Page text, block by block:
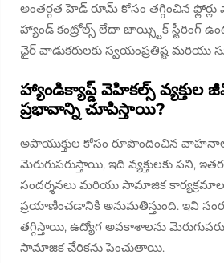
అంతర్గత హెడ్ రూమ్ కోసం తగ్గించిన
హ్యాండ్ కంట్రోల్స్ లేదా జాయ్స్టిక్ స్టీరింగ్
ఛైర్ వాడుకరులకు స్వయంప్రతిష్ట మరియు
హ్యాండిక్యాప్డ్ వెహికల్స్
ప్రభావాన్ని చూపిస్తాయి?
అపాయుక్తుల కోసం రూపొందించిన
మెరుగుపరుస్తాయి, ఇది వ్యక్తులకు పని,
సందర్శనలు మరియు సామాజిక కార్యక్రమాల
ప్రయాణించడానికి అనుమతిస్తుంది. ఇవి
తగ్గిస్తాయి, ఉద్యోగ అవకాశాలను
సామాజిక చేరికను పెంచుతాయి.